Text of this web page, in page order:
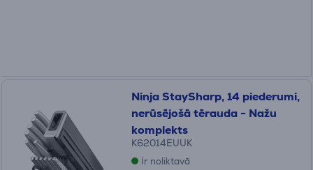
Ninja StaySharp, 14 piederumi,
nerūsējošā tērauda - Nažu
komplekts
K62014EUUK
Ir noliktavā